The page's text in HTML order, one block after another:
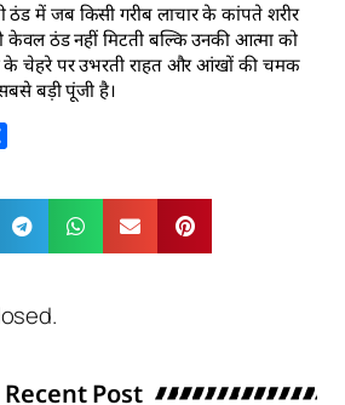
ठंड में जब किसी गरीब लाचार के कांपते शरीर
ठंड नहीं मिटती बल्कि उनकी आत्मा को
के चेहरे पर उभरती राहत और आंखों की चमक
बड़ी पूंजी है।
Recent Post